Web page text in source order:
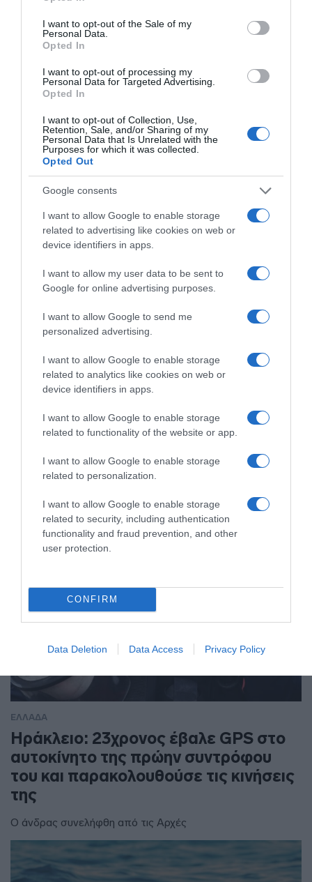
use your data for below specified purposes in below Google
consent section.
I want to opt-out of the Sale of my
Personal Data.
Opted In
I want to opt-out of processing my
Personal Data for Targeted Advertising.
Opted In
I want to opt-out of Collection, Use,
Retention, Sale, and/or Sharing of my
Personal Data that Is Unrelated with the
Purposes for which it was collected.
Opted Out
Google consents
I want to allow Google to enable storage
related to advertising like cookies on web or
device identifiers in apps.
I want to allow my user data to be sent to
Google for online advertising purposes.
I want to allow Google to send me
personalized advertising.
I want to allow Google to enable storage
related to analytics like cookies on web or
device identifiers in apps.
I want to allow Google to enable storage
related to functionality of the website or app.
I want to allow Google to enable storage
related to personalization.
I want to allow Google to enable storage
related to security, including authentication
functionality and fraud prevention, and other
user protection.
CONFIRM
Data Deletion Data Access Privacy Policy
ΕΛΛΑΔΑ
Πάτρα: Παιδί 2,5 ετών έπεσε από
μπαλκόνι και σώθηκε γιατί δέντρο
ανέκοψε την πτώση του
Η ζωή του δεν φαίνεται να διατρέχει κίνδυνο
Μήλος: Εξηγήσεις δίνει ο πιλότος που
Σαρακήνικο
ΕΛΛΑΔΑ
Ηράκλειο: 23χρονος έβαλε GPS στο
αυτοκίνητο της πρώην συντρόφου
του και παρακολουθούσε τις κινήσεις
της
Ο άνδρας συνελήφθη από τις Αρχές